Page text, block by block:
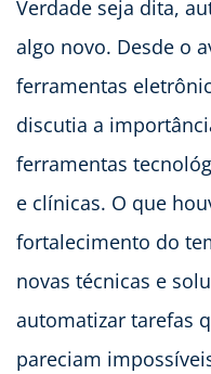
Verdade seja dita,
algo novo. Desde o
ferramentas
discutia a
ferramentas
e clínicas. O que
fortalecimento do
novas técnicas e
automatizar tarefas
pareciam